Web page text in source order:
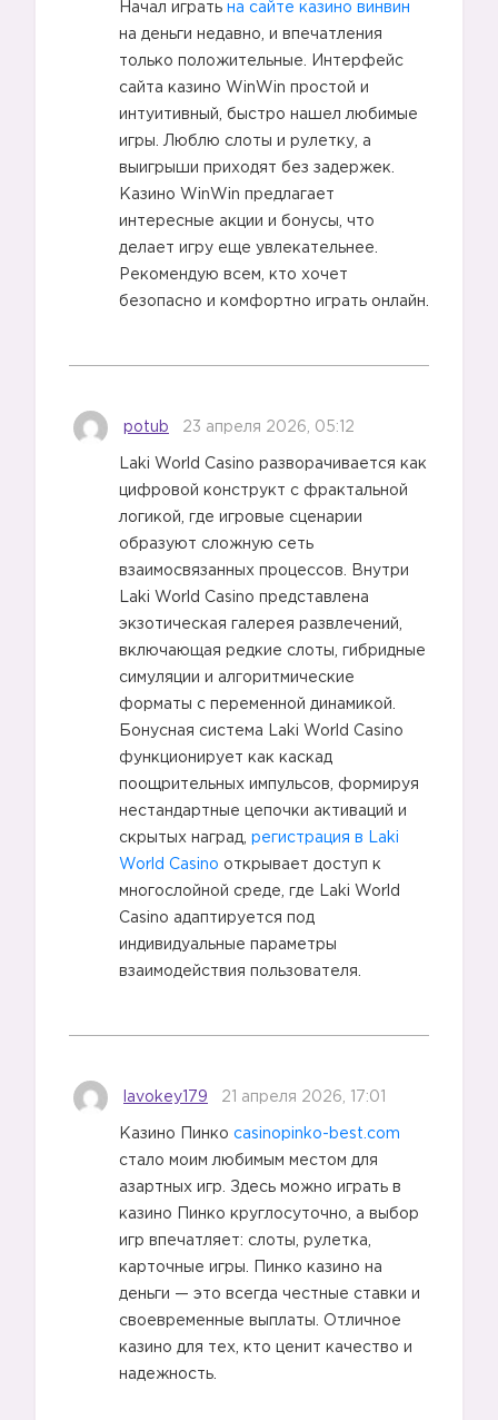
Начал играть на сайте казино винвин
на деньги недавно, и впечатления
только положительные. Интерфейс
сайта казино WinWin простой и
интуитивный, быстро нашел любимые
игры. Люблю слоты и рулетку, а
выигрыши приходят без задержек.
Казино WinWin предлагает
интересные акции и бонусы, что
делает игру еще увлекательнее.
Рекомендую всем, кто хочет
безопасно и комфортно играть онлайн.
potub 23 апреля 2026, 05:12
Laki World Casino разворачивается как
цифровой конструкт с фрактальной
логикой, где игровые сценарии
образуют сложную сеть
взаимосвязанных процессов. Внутри
Laki World Casino представлена
экзотическая галерея развлечений,
включающая редкие слоты, гибридные
симуляции и алгоритмические
форматы с переменной динамикой.
Бонусная система Laki World Casino
функционирует как каскад
поощрительных импульсов, формируя
нестандартные цепочки активаций и
скрытых наград, регистрация в Laki
World Casino открывает доступ к
многослойной среде, где Laki World
Casino адаптируется под
индивидуальные параметры
взаимодействия пользователя.
lavokey179 21 апреля 2026, 17:01
Казино Пинко casinopinko-best.com
стало моим любимым местом для
азартных игр. Здесь можно играть в
казино Пинко круглосуточно, а выбор
игр впечатляет: слоты, рулетка,
карточные игры. Пинко казино на
деньги — это всегда честные ставки и
своевременные выплаты. Отличное
казино для тех, кто ценит качество и
надежность.